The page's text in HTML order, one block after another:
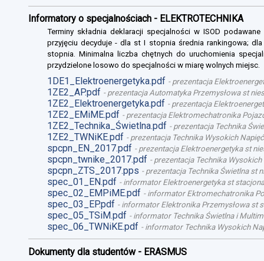
Informatory o specjalnościach - ELEKTROTECHNIKA
Terminy składnia deklaracji specjalności w ISOD
przyjęciu decyduje - dla st I stopnia średnia rankingowa;
stopnia. Minimalna liczba chętnych do uruchomienia
przydzielone losowo do specjalności w miarę wolnych miejsc.
1DE1_Elektroenergetyka.pdf - prezentacja
1ZE2_AP.pdf - prezentacja Automatyka Przemysłowa st
1ZE2_Elektroenergetyka.pdf - prezentacja
1ZE2_EMiME.pdf - prezentacja Elektromechatronika
1ZE2_Technika_Świetlna.pdf - prezentacja Technika
1ZE2_TWNiKE.pdf - prezentacja Technika Wysokich
spcpn_EN_2017.pdf - prezentacja Elektroenergetyka st
spcpn_twnike_2017.pdf - prezentacja Technika
spcpn_ZTS_2017.pps - prezentacja Technika Świetlna st
spec_01_EN.pdf - informator Elektroenergetyka st
spec_02_EMPiME.pdf - informator Ektromechatronika
spec_03_EP.pdf - informator Elektronika Przemysłowa st
spec_05_TSiM.pdf - informator Technika Świetlna i
spec_06_TWNiKE.pdf - informator Technika Wysokich
Dokumenty dla studentów - ERASMUS